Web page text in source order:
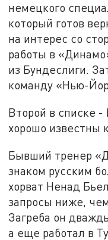
немецкого
который готов
на интерес со
работы в
из Бундеслиги.
команду «Нью-
Второй в списке
хорошо известны
Бывший тренер
знаком русским
хорват Ненад
запросы ниже,
Загреба он
а еще работал в